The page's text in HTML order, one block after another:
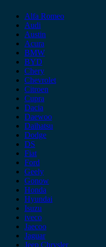
Alfa Romeo
Audi
Austin
Acura
BMW
BYD
Chery
Chevrolet
Citroen
Cupra
Dacia
Daewoo
Daihatsu
Dodge
DS
Fiat
Ford
Geely
Gonow
Honda
Hyundai
Isuzu
iveco
Jaecoo
Jaguar
Jeep Chrysler